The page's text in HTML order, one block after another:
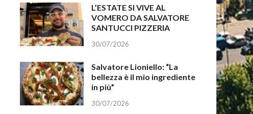
L’ESTATE SI VIVE AL
VOMERO DA SALVATORE
SANTUCCI PIZZERIA
30/07/2026
Salvatore Lioniello: “La
bellezza è il mio ingrediente
in più”
30/07/2026